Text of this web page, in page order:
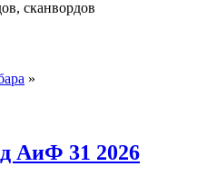
»
АиФ 31 2026